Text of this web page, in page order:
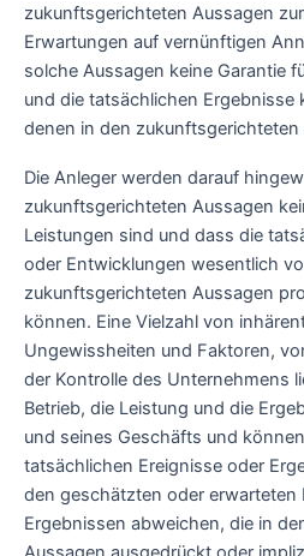
zukunftsgerichteten Aussagen
Erwartungen auf vernünftigen
solche Aussagen keine Garantie
und die tatsächlichen Ergebnisse
denen in den
Die Anleger werden darauf
zukunftsgerichteten Aussagen
Leistungen sind und dass die
oder Entwicklungen wesentlich
zukunftsgerichteten Aussagen
können. Eine Vielzahl von
Ungewissheiten und Faktoren,
der Kontrolle des Unternehmens
Betrieb, die Leistung und die
und seines Geschäfts und
tatsächlichen Ereignisse oder
den geschätzten oder erwarteten
Ergebnissen abweichen, die in